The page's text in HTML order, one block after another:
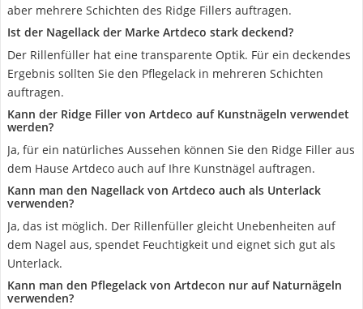
aber mehrere Schichten des Ridge Fillers auftragen.
Ist der Nagellack der Marke Artdeco stark deckend?
Der Rillenfüller hat eine transparente Optik. Für ein deckendes
Ergebnis sollten Sie den Pflegelack in mehreren Schichten
auftragen.
Kann der Ridge Filler von Artdeco auf Kunstnägeln verwendet
werden?
Ja, für ein natürliches Aussehen können Sie den Ridge Filler aus
dem Hause Artdeco auch auf Ihre Kunstnägel auftragen.
Kann man den Nagellack von Artdeco auch als Unterlack
verwenden?
Ja, das ist möglich. Der Rillenfüller gleicht Unebenheiten auf
dem Nagel aus, spendet Feuchtigkeit und eignet sich gut als
Unterlack.
Kann man den Pflegelack von Artdecon nur auf Naturnägeln
verwenden?